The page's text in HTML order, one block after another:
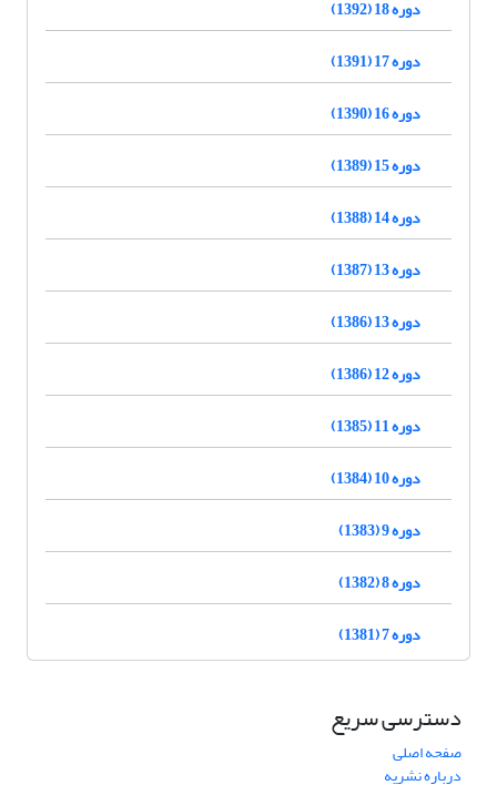
دوره 18 (1392)
دوره 17 (1391)
دوره 16 (1390)
دوره 15 (1389)
دوره 14 (1388)
دوره 13 (1387)
دوره 13 (1386)
دوره 12 (1386)
دوره 11 (1385)
دوره 10 (1384)
دوره 9 (1383)
دوره 8 (1382)
دوره 7 (1381)
دسترسی سریع
صفحه اصلی
درباره نشریه